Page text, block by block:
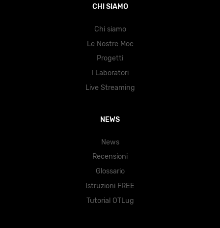
CHI SIAMO
Chi siamo
Le Nostre Moc
Progetti
I Laboratori
Live Streaming
NEWS
News
Recensioni
Glossario
Istruzioni FREE
Tutorial OTLug